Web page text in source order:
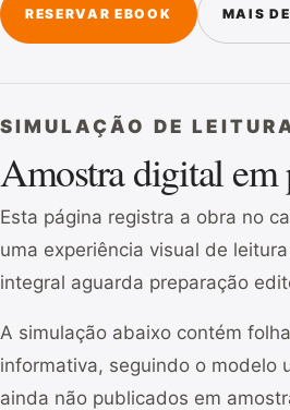
RESERVAR EBOOK MAIS
SIMULAÇÃO DE
Amostra digital em
Esta página registra a obra no
uma experiência visual de
integral aguarda preparação
A simulação abaixo contém
informativa, seguindo o modelo
ainda não publicados em